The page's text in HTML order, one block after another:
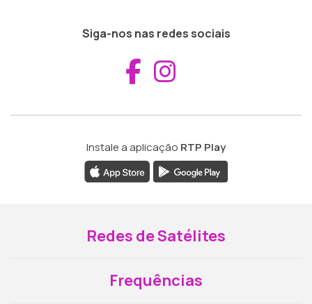
Siga-nos nas redes sociais
Aceder ao
Instale a aplicação RTP Play
Redes de Satélites
Frequências